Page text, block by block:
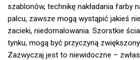
szablonów, technikę nakładania farby
palcu, zawsze mogą wystąpić jakieś
zacieki, niedomalowania. Szorstkie
tynku, mogą być przyczyną
Zazwyczaj jest to niewidoczne –